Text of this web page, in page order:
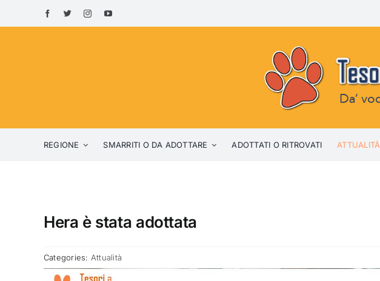
to
REGIONE SMARRITI O DA ADOTTARE ADOTTATI O RITROVATI ATTUALITÀ
Hera è stata adottata
Categories: Attualità